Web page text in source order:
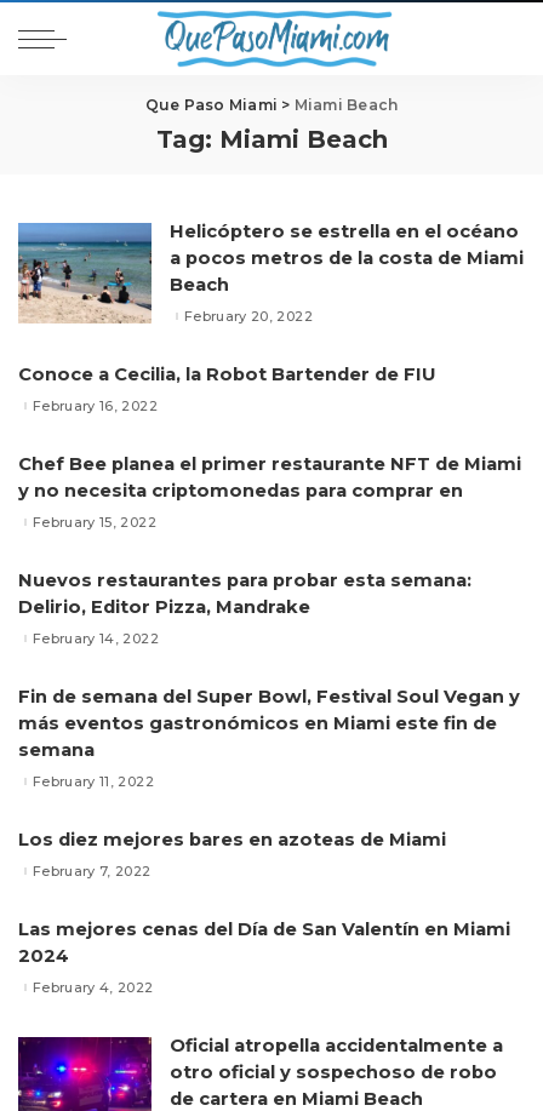
Que Paso Miami > Miami Beach
Tag: Miami Beach
Helicóptero se estrella en el océano
a pocos metros de la costa de Miami
Beach
February 20, 2022
Conoce a Cecilia, la Robot Bartender de FIU
February 16, 2022
Chef Bee planea el primer restaurante NFT de Miami
y no necesita criptomonedas para comprar en
February 15, 2022
Nuevos restaurantes para probar esta semana:
Delirio, Editor Pizza, Mandrake
February 14, 2022
Fin de semana del Super Bowl, Festival Soul Vegan y
más eventos gastronómicos en Miami este fin de
semana
February 11, 2022
Los diez mejores bares en azoteas de Miami
February 7, 2022
Las mejores cenas del Día de San Valentín en Miami
2024
February 4, 2022
Oficial atropella accidentalmente a
otro oficial y sospechoso de robo
de cartera en Miami Beach